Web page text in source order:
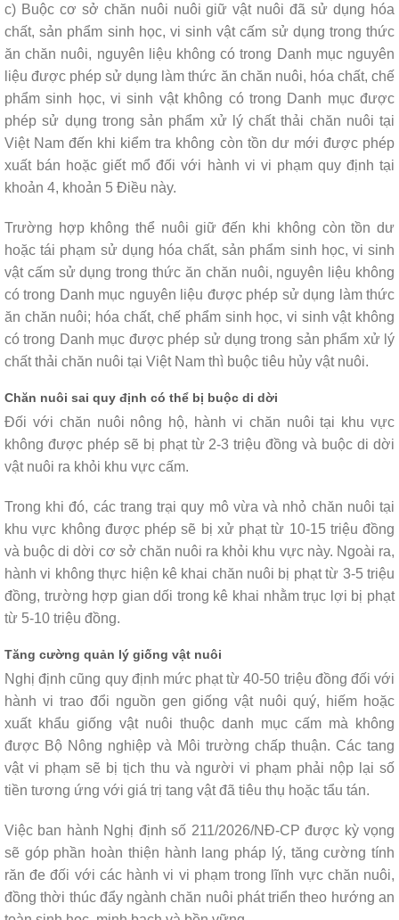
c) Buộc cơ sở chăn nuôi nuôi giữ vật nuôi đã sử dụng hóa
chất, sản phẩm sinh học, vi sinh vật cấm sử dụng trong thức
ăn chăn nuôi, nguyên liệu không có trong Danh mục nguyên
liệu được phép sử dụng làm thức ăn chăn nuôi, hóa chất, chế
phẩm sinh học, vi sinh vật không có trong Danh mục được
phép sử dụng trong sản phẩm xử lý chất thải chăn nuôi tại
Việt Nam đến khi kiểm tra không còn tồn dư mới được phép
xuất bán hoặc giết mổ đối với hành vi vi phạm quy định tại
khoản 4, khoản 5 Điều này.
Trường hợp không thể nuôi giữ đến khi không còn tồn dư
hoặc tái phạm sử dụng hóa chất, sản phẩm sinh học, vi sinh
vật cấm sử dụng trong thức ăn chăn nuôi, nguyên liệu không
có trong Danh mục nguyên liệu được phép sử dụng làm thức
ăn chăn nuôi; hóa chất, chế phẩm sinh học, vi sinh vật không
có trong Danh mục được phép sử dụng trong sản phẩm xử lý
chất thải chăn nuôi tại Việt Nam thì buộc tiêu hủy vật nuôi.
Chăn nuôi sai quy định có thể bị buộc di dời
Đối với chăn nuôi nông hộ, hành vi chăn nuôi tại khu vực
không được phép sẽ bị phạt từ 2-3 triệu đồng và buộc di dời
vật nuôi ra khỏi khu vực cấm.
Trong khi đó, các trang trại quy mô vừa và nhỏ chăn nuôi tại
khu vực không được phép sẽ bị xử phạt từ 10-15 triệu đồng
và buộc di dời cơ sở chăn nuôi ra khỏi khu vực này. Ngoài ra,
hành vi không thực hiện kê khai chăn nuôi bị phạt từ 3-5 triệu
đồng, trường hợp gian dối trong kê khai nhằm trục lợi bị phạt
từ 5-10 triệu đồng.
Tăng cường quản lý giống vật nuôi
Nghị định cũng quy định mức phạt từ 40-50 triệu đồng đối với
hành vi trao đổi nguồn gen giống vật nuôi quý, hiếm hoặc
xuất khẩu giống vật nuôi thuộc danh mục cấm mà không
được Bộ Nông nghiệp và Môi trường chấp thuận. Các tang
vật vi phạm sẽ bị tịch thu và người vi phạm phải nộp lại số
tiền tương ứng với giá trị tang vật đã tiêu thụ hoặc tẩu tán.
Việc ban hành Nghị định số 211/2026/NĐ-CP được kỳ vọng
sẽ góp phần hoàn thiện hành lang pháp lý, tăng cường tính
răn đe đối với các hành vi vi phạm trong lĩnh vực chăn nuôi,
đồng thời thúc đẩy ngành chăn nuôi phát triển theo hướng an